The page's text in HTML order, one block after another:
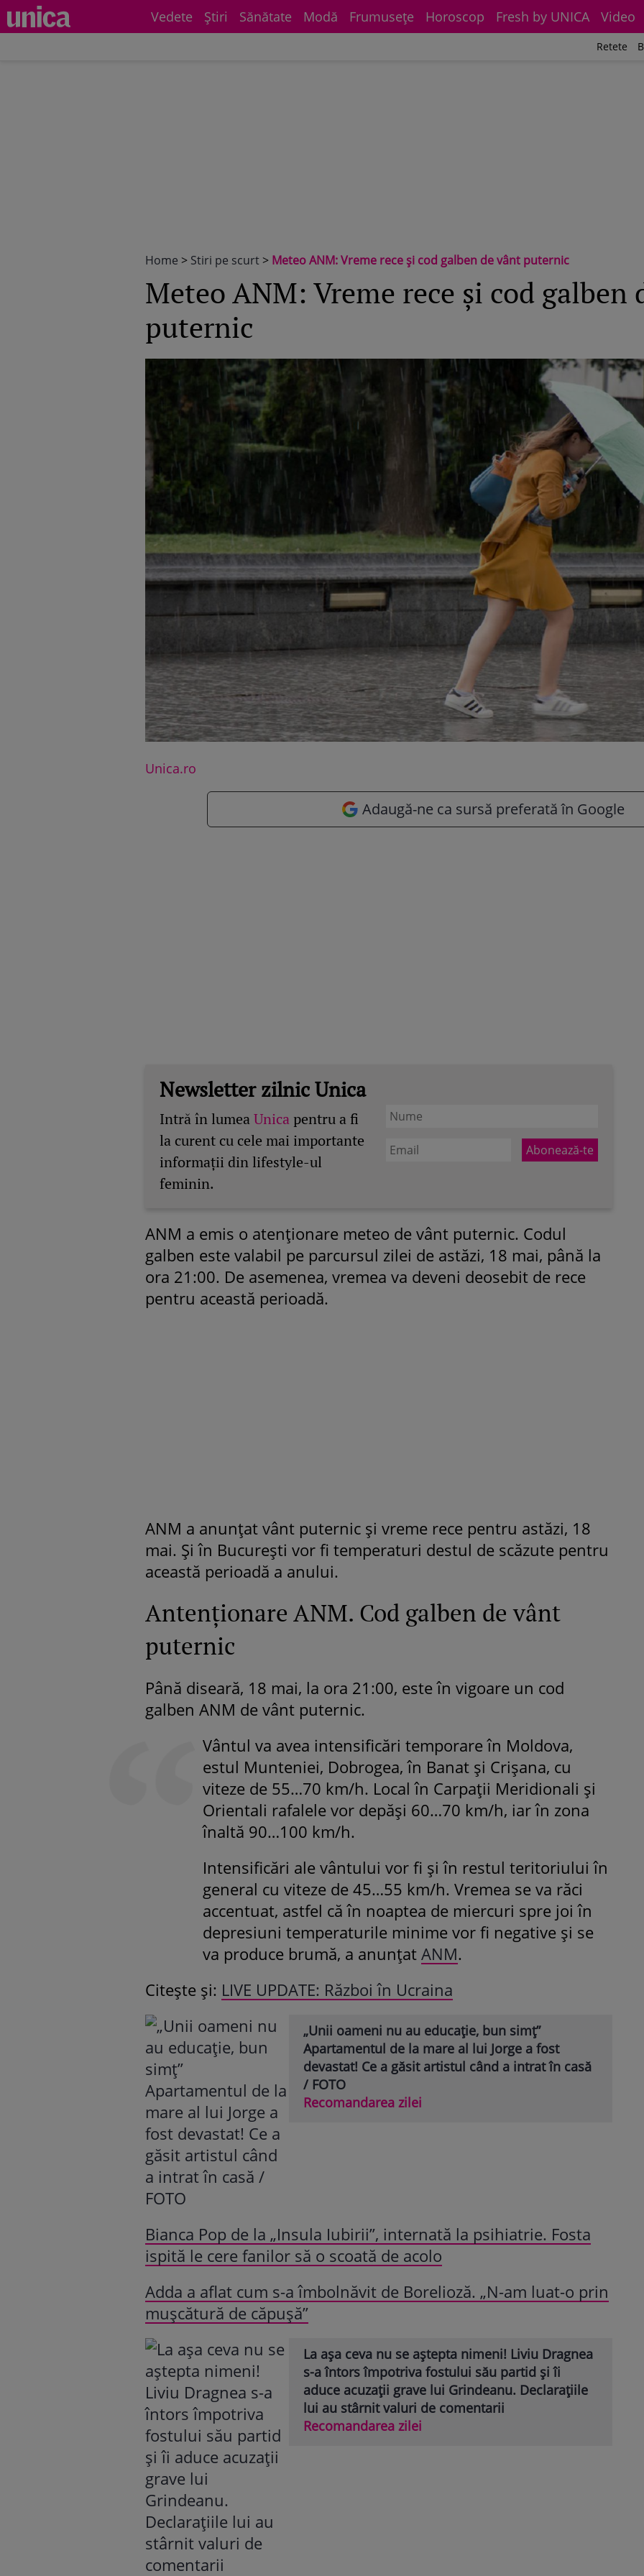
Vedete Știri Sănătate Modă Frumuseţe Horoscop Fresh by UNICA Video
Retete
Home > Stiri pe scurt > Meteo ANM: Vreme rece și cod galben de vânt puternic
Meteo ANM: Vreme rece și cod galben
puternic
Unica.ro
Adaugă-ne ca sursă preferată în Google
Newsletter zilnic Unica
Intră în lumeaUnica pentru a fi
la curent cu cele mai importante
informații din lifestyle-ul
feminin.
ANM a emis o atenționare meteo de vânt puternic. Codul
galben este valabil pe parcursul zilei de astăzi, 18 mai, până la
ora 21:00. De asemenea, vremea va deveni deosebit de rece
pentru această perioadă.
ANM a anunțat vânt puternic și vreme rece pentru astăzi, 18
mai. Și în București vor fi temperaturi destul de scăzute pentru
această perioadă a anului.
Antenționare ANM. Cod galben de vânt
puternic
Până diseară, 18 mai, la ora 21:00, este în vigoare un cod
galben ANM de vânt puternic.
Vântul va avea intensificări temporare în Moldova,
estul Munteniei, Dobrogea, în Banat și Crișana, cu
viteze de 55…70 km/h. Local în Carpații Meridionali și
Orientali rafalele vor depăși 60…70 km/h, iar în zona
înaltă 90…100 km/h.
Intensificări ale vântului vor fi și în restul teritoriului în
general cu viteze de 45…55 km/h. Vremea se va răci
accentuat, astfel că în noaptea de miercuri spre joi în
depresiuni temperaturile minime vor fi negative și se
va produce brumă, a anunțat ANM.
Citește și: LIVE UPDATE: Război în Ucraina
„Unii oameni nu au educație, bun simț”
Apartamentul de la mare al lui Jorge a fost
devastat! Ce a găsit artistul când a intrat în casă
/ FOTO
Recomandarea zilei
Bianca Pop de la „Insula Iubirii”, internată la psihiatrie. Fosta
ispită le cere fanilor să o scoată de acolo
Adda a aflat cum s-a îmbolnăvit de Borelioză. „N-am luat-o prin
mușcătură de căpușă”
La așa ceva nu se aștepta nimeni! Liviu Dragnea
s-a întors împotriva fostului său partid și îi
aduce acuzații grave lui Grindeanu. Declarațiile
lui au stârnit valuri de comentarii
Recomandarea zilei